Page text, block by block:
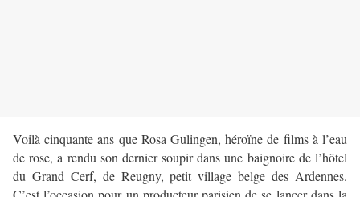
Voilà cinquante ans que Rosa Gulingen, héroïne de films à l’eau
de rose, a rendu son dernier soupir dans une baignoire de l’hôtel
du Grand Cerf, de Reugny, petit village belge des Ardennes.